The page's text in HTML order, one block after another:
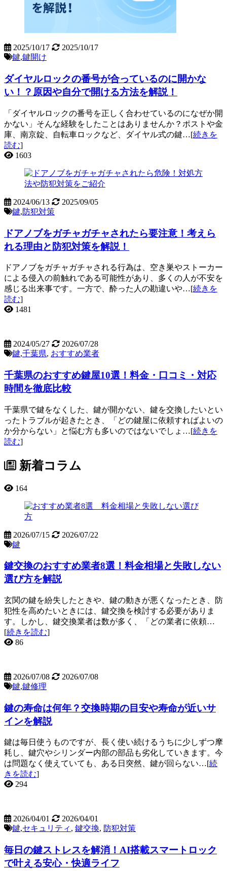
2025/10/17
2025/10/17
鍵,鍵開け
ダイヤルロックの番号が合っているのに開かな
い！？原因や自分で開ける方法を解説！
「ダイヤルロックの番号を正しく合わせているのになぜか開
かない」そんな経験をしたことはありませんか？ポストや金
庫、南京錠、自転車ロックなど、ダイヤル式の鍵…[続きを
読む]
1603
2024/06/13
2025/09/05
鍵,防犯対策
ドアノブをガチャガチャされたら要注意！考えら
れる理由と防犯対策を解説！
ドアノブをガチャガチャされる行為は、空き巣やストーカー
による侵入の前触れである可能性があり、多くの人が不安を
感じる出来事です。一方で、酔った人の勘違いや…[続きを
読む]
1481
2024/05/27
2026/07/28
鍵,千葉県, おすすめ業者
千葉県のおすすめ鍵屋10選！料金・口コミ・対応
時間を徹底比較
千葉県で鍵をなくした、鍵が開かない、鍵を交換したいとい
ったトラブルが起きたとき、「どの鍵屋に依頼すればよいの
か分からない」と悩む方も多いのではないでしょ…[続きを
読む]
新着コラム
164
2026/07/15
2026/07/22
鍵
鍵交換のおすすめ業者8選！料金相場と失敗しない
選び方を解説
玄関の鍵を紛失したときや、鍵の動きが悪くなったとき、防
犯性を高めたいときには、鍵交換を検討する必要がありま
す。しかし、鍵交換業者は数が多く、「どの業者に依頼…
[続きを読む]
86
2026/07/08
2026/07/08
鍵,鍵修理
鍵の寿命は何年？交換時期の目安や寿命が近いサ
インを解説
鍵は毎日使うものですが、長く使い続けるうちに少しずつ摩
耗し、鍵穴やシリンダー内部の部品も劣化していきます。今
は問題なく使えていても、ある日突然、鍵が回らない…[続
きを読む]
294
2026/04/01
2026/04/01
鍵,セキュリティ , 鍵交換, 防犯対策
毎日の鍵ストレスを解消！AI搭載スマートロック
で叶える安心・快適ライフ